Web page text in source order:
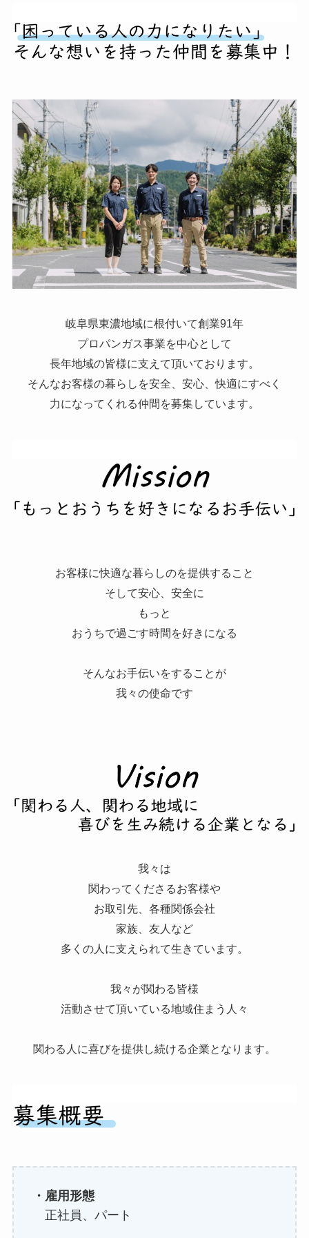
岐阜県東濃地域に根付いて創業91年
プロパンガス事業を中心として
長年地域の皆様に支えて頂いております。
そんなお客様の暮らしを安全、安心、快適にすべく
力になってくれる仲間を募集しています。
お客様に快適な暮らしのを提供すること
そして安心、安全に
もっと
おうちで過ごす時間を好きになる
そんなお手伝いをすることが
我々の使命です
我々は
関わってくださるお客様や
お取引先、各種関係会社
家族、友人など
多くの人に支えられて生きています。
我々が関わる皆様
活動させて頂いている地域住まう人々
関わる人に喜びを提供し続ける企業となります。
・雇用形態
正社員、パート